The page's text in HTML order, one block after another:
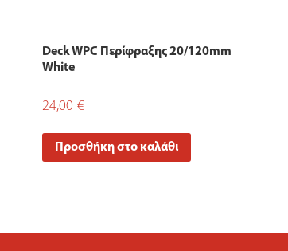
Deck WPC Περίφραξης 20/120mm
White
24,00 €
Προσθήκη στο καλάθι